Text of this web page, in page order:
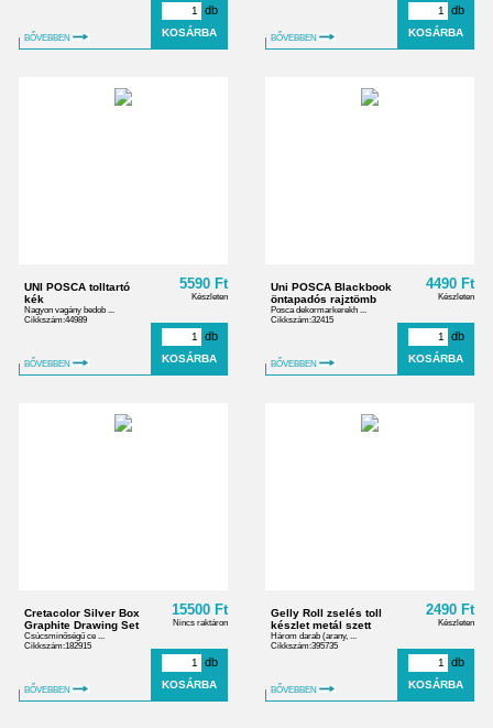
BŐVEBBEN
db
BŐVEBBEN
db
UNI POSCA tolltartó
kék
Nagyon vagány bedob ...
Cikkszám:44989
BŐVEBBEN
5590 Ft
Készleten
db
Uni POSCA Blackbook
öntapadós rajztömb
Posca dekormarkerekh ...
Cikkszám:32415
BŐVEBBEN
4490 Ft
Készleten
db
Cretacolor Silver Box
Graphite Drawing Set
Csúcsminőségű ce ...
Cikkszám:182915
BŐVEBBEN
15500 Ft
Nincs raktáron
db
Gelly Roll zselés toll
készlet metál szett
Három darab (arany, ...
Cikkszám:395735
BŐVEBBEN
2490 Ft
Készleten
db